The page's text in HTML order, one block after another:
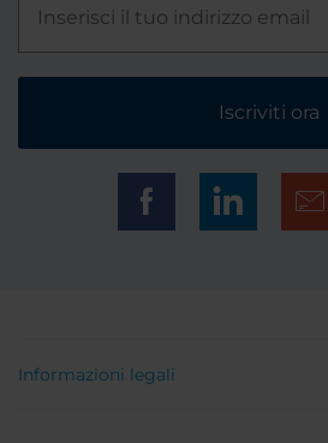
Iscriviti ora
Informazioni legali